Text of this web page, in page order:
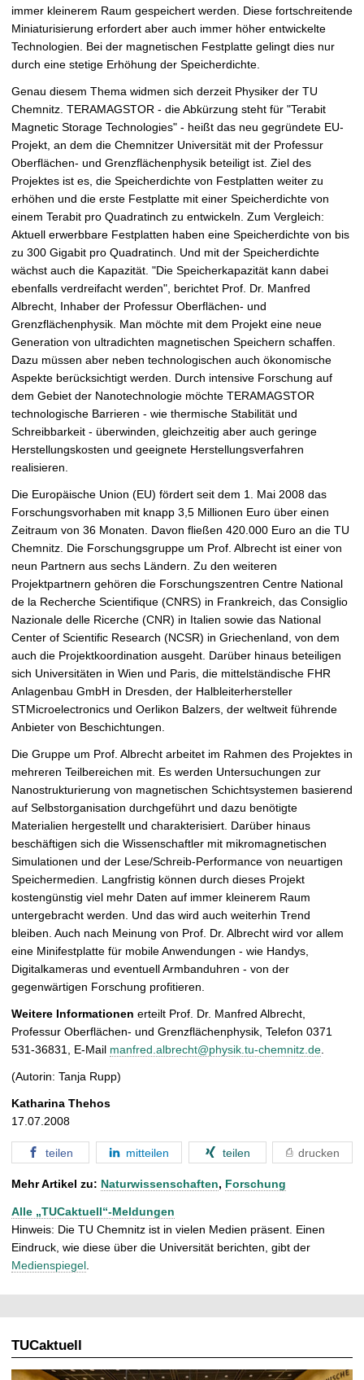
immer kleinerem Raum gespeichert werden. Diese fortschreitende
Miniaturisierung erfordert aber auch immer höher entwickelte
Technologien. Bei der magnetischen Festplatte gelingt dies nur
durch eine stetige Erhöhung der Speicherdichte.
Genau diesem Thema widmen sich derzeit Physiker der TU
Chemnitz. TERAMAGSTOR - die Abkürzung steht für "Terabit
Magnetic Storage Technologies" - heißt das neu gegründete EU-
Projekt, an dem die Chemnitzer Universität mit der Professur
Oberflächen- und Grenzflächenphysik beteiligt ist. Ziel des
Projektes ist es, die Speicherdichte von Festplatten weiter zu
erhöhen und die erste Festplatte mit einer Speicherdichte von
einem Terabit pro Quadratinch zu entwickeln. Zum Vergleich:
Aktuell erwerbbare Festplatten haben eine Speicherdichte von bis
zu 300 Gigabit pro Quadratinch. Und mit der Speicherdichte
wächst auch die Kapazität. "Die Speicherkapazität kann dabei
ebenfalls verdreifacht werden", berichtet Prof. Dr. Manfred
Albrecht, Inhaber der Professur Oberflächen- und
Grenzflächenphysik. Man möchte mit dem Projekt eine neue
Generation von ultradichten magnetischen Speichern schaffen.
Dazu müssen aber neben technologischen auch ökonomische
Aspekte berücksichtigt werden. Durch intensive Forschung auf
dem Gebiet der Nanotechnologie möchte TERAMAGSTOR
technologische Barrieren - wie thermische Stabilität und
Schreibbarkeit - überwinden, gleichzeitig aber auch geringe
Herstellungskosten und geeignete Herstellungsverfahren
realisieren.
Die Europäische Union (EU) fördert seit dem 1. Mai 2008 das
Forschungsvorhaben mit knapp 3,5 Millionen Euro über einen
Zeitraum von 36 Monaten. Davon fließen 420.000 Euro an die TU
Chemnitz. Die Forschungsgruppe um Prof. Albrecht ist einer von
neun Partnern aus sechs Ländern. Zu den weiteren
Projektpartnern gehören die Forschungszentren Centre National
de la Recherche Scientifique (CNRS) in Frankreich, das Consiglio
Nazionale delle Ricerche (CNR) in Italien sowie das National
Center of Scientific Research (NCSR) in Griechenland, von dem
auch die Projektkoordination ausgeht. Darüber hinaus beteiligen
sich Universitäten in Wien und Paris, die mittelständische FHR
Anlagenbau GmbH in Dresden, der Halbleiterhersteller
STMicroelectronics und Oerlikon Balzers, der weltweit führende
Anbieter von Beschichtungen.
Die Gruppe um Prof. Albrecht arbeitet im Rahmen des Projektes in
mehreren Teilbereichen mit. Es werden Untersuchungen zur
Nanostrukturierung von magnetischen Schichtsystemen basierend
auf Selbstorganisation durchgeführt und dazu benötigte
Materialien hergestellt und charakterisiert. Darüber hinaus
beschäftigen sich die Wissenschaftler mit mikromagnetischen
Simulationen und der Lese/Schreib-Performance von neuartigen
Speichermedien. Langfristig können durch dieses Projekt
kostengünstig viel mehr Daten auf immer kleinerem Raum
untergebracht werden. Und das wird auch weiterhin Trend
bleiben. Auch nach Meinung von Prof. Dr. Albrecht wird vor allem
eine Minifestplatte für mobile Anwendungen - wie Handys,
Digitalkameras und eventuell Armbanduhren - von der
gegenwärtigen Forschung profitieren.
Weitere Informationen erteilt Prof. Dr. Manfred Albrecht,
Professur Oberflächen- und Grenzflächenphysik, Telefon 0371
531-36831, E-Mail manfred.albrecht@physik.tu-chemnitz.de
(Autorin: Tanja Rupp)
Katharina Thehos
17.07.2008
teilen mitteilen teilen drucken
Mehr Artikel zu: Naturwissenschaften, Forschung
Alle „TUCaktuell“-Meldungen
Hinweis: Die TU Chemnitz ist in vielen Medien präsent. Einen
Eindruck, wie diese über die Universität berichten, gibt der
Medienspiegel.
TUCaktuell